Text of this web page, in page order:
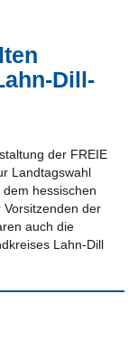
Dill-
der FREIE
Landtagswahl
hessischen
der
auch die
Lahn-Dill